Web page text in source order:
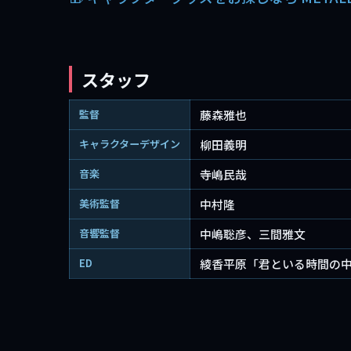
スタッフ
監督 藤森雅也
キャラクターデザイン 柳田義明
音楽 寺嶋民哉
美術監督 中村隆
音響監督 中嶋聡彦、三間雅文
ED 綾香平原「君といる時間の